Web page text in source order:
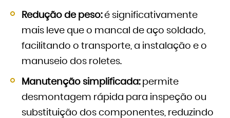
Redução de peso:é significativamente
mais leve que o mancal de aço soldado,
facilitando o transporte, a instalação e o
manuseio dos roletes.
Manutenção simplificada:permite
desmontagem rápida para inspeção ou
substituição dos componentes, reduzindo